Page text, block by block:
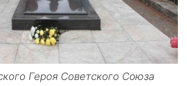
Героя Советского Союза